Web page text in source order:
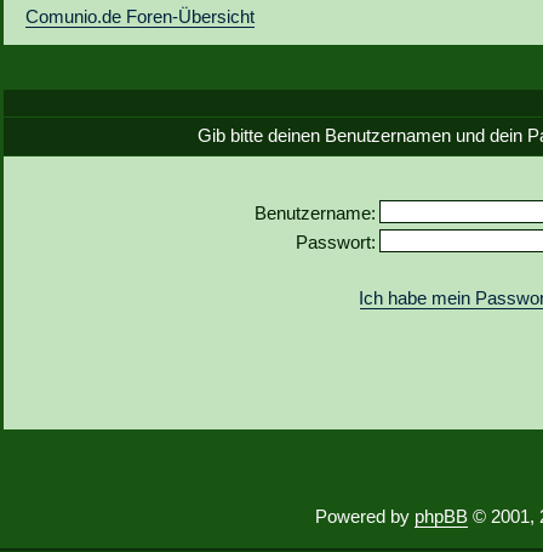
Spielanalyse
Vereinsdiskussion
Comunio.de Foren-Übersicht
Gib bitte deinen Benutzernamen und dein
Benutzername:
Passwort:
Ich habe mein
Powered by phpBB © 2001,